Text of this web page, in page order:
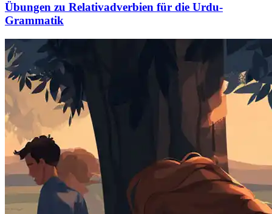
Übungen zu Relativadverbien für die Urdu-
Grammatik